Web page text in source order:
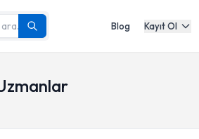
Blog Kayıt Ol